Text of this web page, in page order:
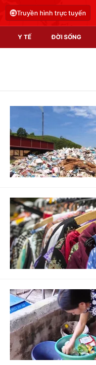
Truyền hình trực tuyến
Y TẾ ĐỜI SỐNG
Video
Shorts video
Podcast
EMagazine
Photo
Infographic
Góc ảnh
Công nghệ
Hitech Công nghệ
Sản phẩm
Thị trường
Tư vấn